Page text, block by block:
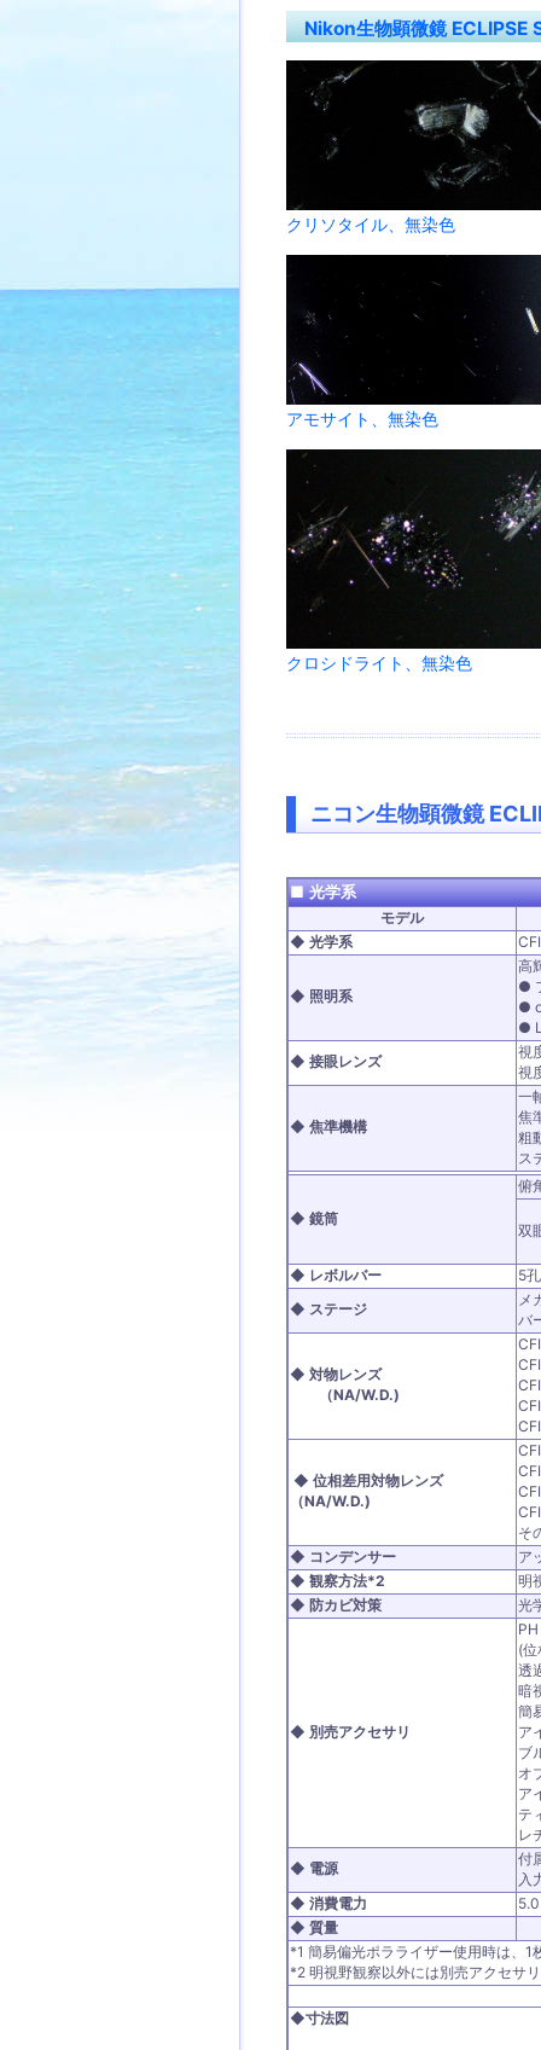
Nikon生物顕微鏡 ECLIPSE
クリソタイル、無染色
アモサイト、無染色
クロシドライト、無染色
ニコン生物顕微鏡
■光学系
モデル
◆ 光学系
◆ 照明系
高
●
●
●
◆ 接眼レンズ
視
視
◆ 焦準機構
一
焦
粗
ス
◆ 鏡筒
俯
双
◆ レボルバー
5
◆ ステージ
メ
バ
◆ 対物レンズ
（NA/W.D.)
◆ 位相差用対物レンズ
（NA/W.D.)
そ
◆ コンデンサー
ア
◆ 観察方法*2
明
◆ 防カビ対策
光
◆ 別売アクセサリ
(
透
暗
簡
ア
ブ
オ
ア
テ
レ
◆ 電源
付
入
◆ 消費電力
◆ 質量
*1 簡易偏光ポラライザー使用時は、1
*2 明視野観察以外には別売アクセサ
◆寸法図